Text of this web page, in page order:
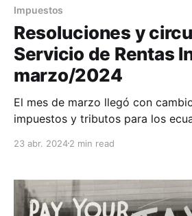
Impuestos
Resoluciones y
Servicio de Rentas
marzo/2024
El mes de marzo llegó con
impuestos y tributos para los
cambios en el IVA para diversos
tomar las debidas medidas
23 abr. 20242 min read